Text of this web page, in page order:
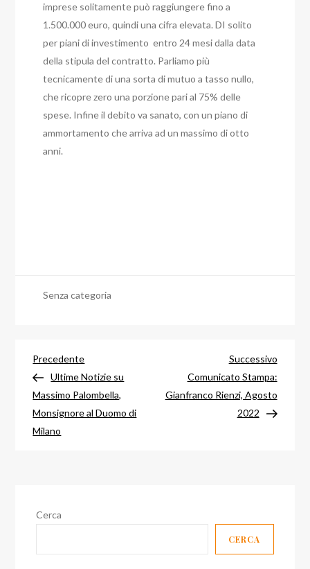
imprese solitamente può raggiungere fino a
1.500.000 euro, quindi una cifra elevata. DI solito
per piani di investimento entro 24 mesi dalla data
della stipula del contratto. Parliamo più
tecnicamente di una sorta di mutuo a tasso nullo,
che ricopre zero una porzione pari al 75% delle
spese. Infine il debito va sanato, con un piano di
ammortamento che arriva ad un massimo di otto
anni.
Senza categoria
Navigazione
articoli
Articolo
precedente
Precedente
Ultime Notizie su
Massimo Palombella,
Monsignore al Duomo di
Milano
Successivo
Comunicato Stampa:
Gianfranco Rienzi, Agosto
2022
Cerca
CERCA